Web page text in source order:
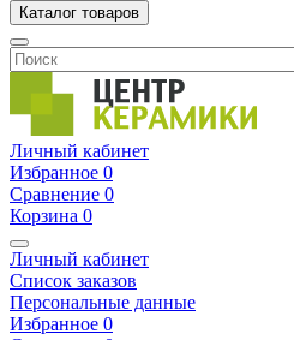
Каталог товаров
Личный кабинет
Избранное 0
Сравнение 0
Корзина 0
Личный кабинет
Список заказов
Персональные данные
Избранное 0